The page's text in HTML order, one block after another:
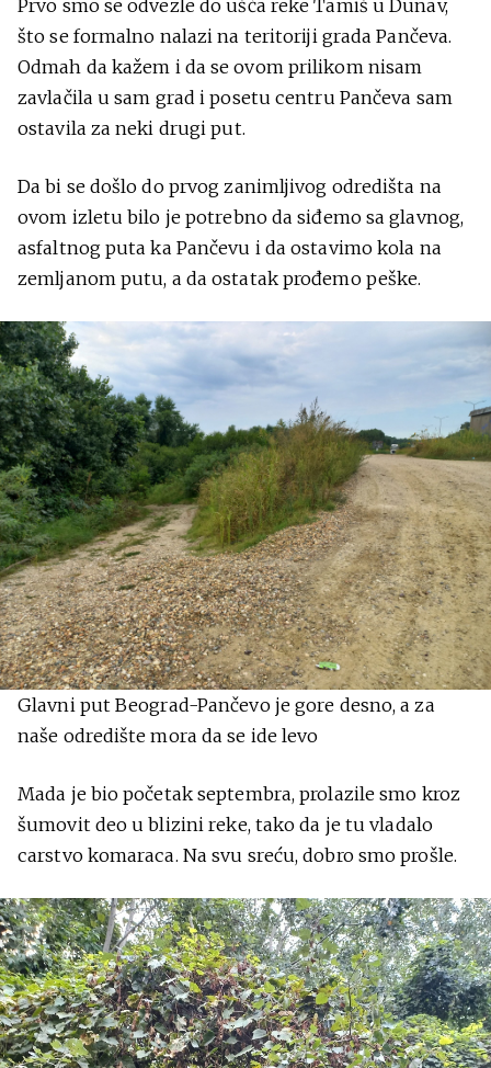
Prvo smo se odvezle do ušća reke Tamiš u Dunav,
što se formalno nalazi na teritoriji grada Pančeva.
Odmah da kažem i da se ovom prilikom nisam
zavlačila u sam grad i posetu centru Pančeva sam
ostavila za neki drugi put.
Da bi se došlo do prvog zanimljivog odredišta na
ovom izletu bilo je potrebno da siđemo sa glavnog,
asfaltnog puta ka Pančevu i da ostavimo kola na
zemljanom putu, a da ostatak prođemo peške.
Glavni put Beograd-Pančevo je gore desno, a za
naše odredište mora da se ide levo
Mada je bio početak septembra, prolazile smo kroz
šumovit deo u blizini reke, tako da je tu vladalo
carstvo komaraca. Na svu sreću, dobro smo prošle.